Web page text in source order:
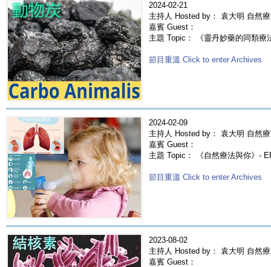
2024-02-21
主持人 Hosted by： 袁大明 自然
嘉賓 Guest：
主題 Topic： 《靈丹妙藥的同類
節目重溫 Click to enter Archives
2024-02-09
主持人 Hosted by： 袁大明 自然
嘉賓 Guest：
主題 Topic： 《自然療法與你》-
節目重溫 Click to enter Archives
2023-08-02
主持人 Hosted by： 袁大明 自然
嘉賓 Guest：